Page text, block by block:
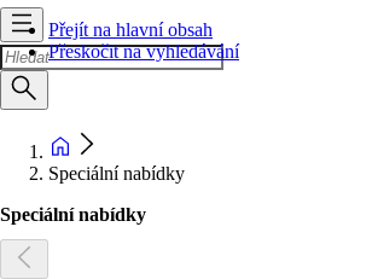
Přejít na hlavní obsah
Přeskočit na vyhledávání
Speciální nabídky
Speciální nabídky